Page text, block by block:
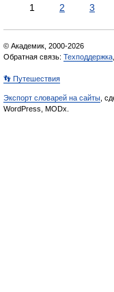
1 2 3
© Академик, 2000-2026
Обратная связь: Техподдержка
👣 Путешествия
Экспорт словарей на сайты ,
WordPress, MODx.